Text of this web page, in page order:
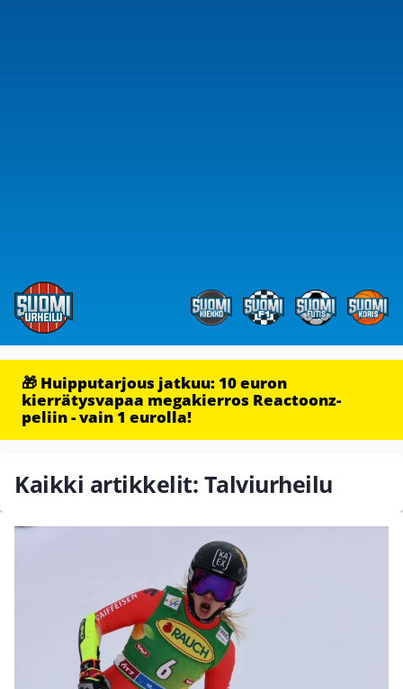
🎁 Huipputarjous jatkuu: 10 euron
kierrätysvapaa megakierros Reactoonz-
peliin - vain 1 eurolla!
Kaikki artikkelit: Talviurheilu